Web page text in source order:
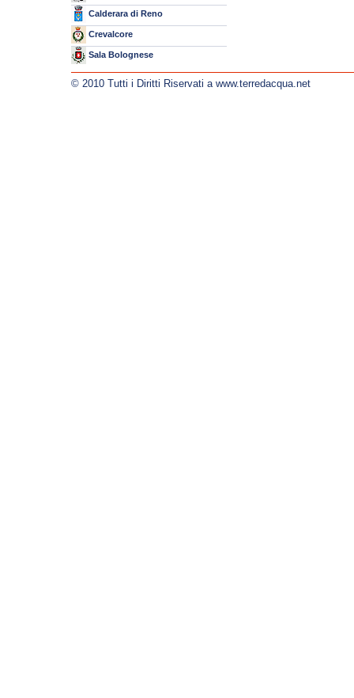
Calderara di Reno
Crevalcore
Sala Bolognese
© 2010 Tutti i Diritti Riservati a www.terredacqua.net